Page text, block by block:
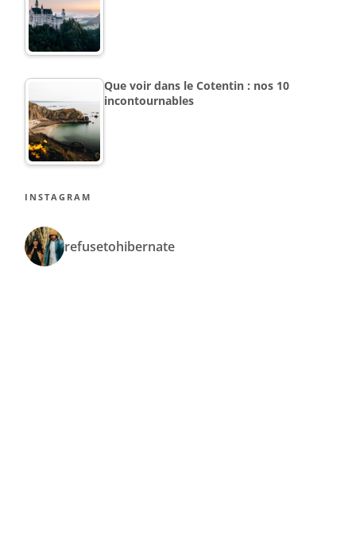
Que voir dans le Cotentin : nos 10
incontournables
INSTAGRAM
refusetohibernate